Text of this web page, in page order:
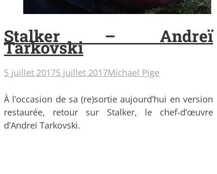
Stalker – Andreï
Tarkovski
5 juillet 20175 juillet 2017Michael Pige
À l’occasion de sa (re)sortie aujourd’hui en version
restaurée, retour sur Stalker, le chef-d’œuvre
d’Andreï Tarkovski.